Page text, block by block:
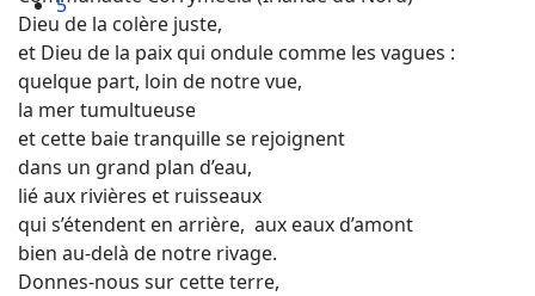
Dieu de la colère juste,
et Dieu de la paix qui ondule comme les vagues :
quelque part, loin de notre vue,
la mer tumultueuse
et cette baie tranquille se rejoignent
dans un grand plan d’eau,
lié aux rivières et ruisseaux
qui s’étendent en arrière, aux eaux d’amont
bien au-delà de notre rivage.
Donnes-nous sur cette terre,